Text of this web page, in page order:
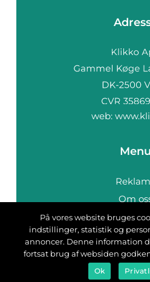
web:
Menu
Om
Kontakt
På vores website bruges
indstillinger, statistik og
annoncer. Denne information
fortsat brug af websiden
Ok